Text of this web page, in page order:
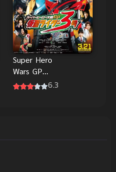
Super Hero
Wars GP
Kamen Rider
หมายเลข 3
6.3